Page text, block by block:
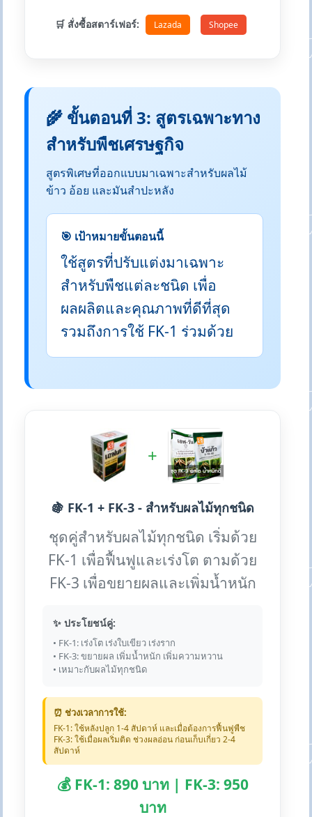
🛒 สั่งซื้อสตาร์เฟอร์: Lazada Shopee
🌾 ขั้นตอนที่ 3: สูตรเฉพาะทาง
สำหรับพืชเศรษฐกิจ
สูตรพิเศษที่ออกแบบมาเฉพาะสำหรับผลไม้
ข้าว อ้อย และมันสำปะหลัง
🎯 เป้าหมายขั้นตอนนี้
ใช้สูตรที่ปรับแต่งมาเฉพาะ
สำหรับพืชแต่ละชนิด เพื่อ
ผลผลิตและคุณภาพที่ดีที่สุด
รวมถึงการใช้ FK-1 ร่วมด้วย
+
🍇 FK-1 + FK-3 - สำหรับผลไม้ทุกชนิด
ชุดคู่สำหรับผลไม้ทุกชนิด เริ่มด้วย
FK-1 เพื่อฟื้นฟูและเร่งโต ตามด้วย
FK-3 เพื่อขยายผลและเพิ่มน้ำหนัก
✨ ประโยชน์คู่:
• FK-1: เร่งโต เร่งใบเขียว เร่งราก
• FK-3: ขยายผล เพิ่มน้ำหนัก เพิ่มความหวาน
• เหมาะกับผลไม้ทุกชนิด
⏰ ช่วงเวลาการใช้:
FK-1: ใช้หลังปลูก 1-4 สัปดาห์ และเมื่อต้องการฟื้นฟูพืช
FK-3: ใช้เมื่อผลเริ่มติด ช่วงผลอ่อน ก่อนเก็บเกี่ยว 2-4
สัปดาห์
💰 FK-1: 890 บาท | FK-3: 950
บาท